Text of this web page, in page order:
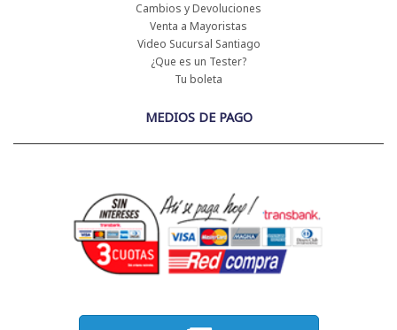
Cambios y Devoluciones
Venta a Mayoristas
Video Sucursal Santiago
¿Que es un Tester?
Tu boleta
MEDIOS DE PAGO